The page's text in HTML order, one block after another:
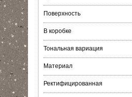
Поверхность
В коробке
Тональная вариация
Материал
Ректифицированная